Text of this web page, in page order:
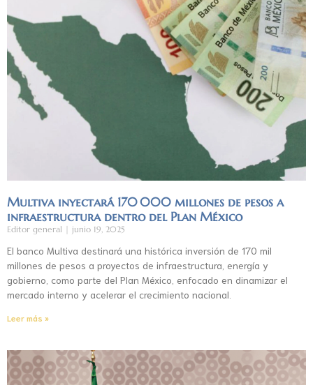
Multiva inyectará 170 000 millones de pesos a
infraestructura dentro del Plan México
Editor general junio 19, 2025
El banco Multiva destinará una histórica inversión de 170 mil
millones de pesos a proyectos de infraestructura, energía y
gobierno, como parte del Plan México, enfocado en dinamizar el
mercado interno y acelerar el crecimiento nacional.
Leer más »